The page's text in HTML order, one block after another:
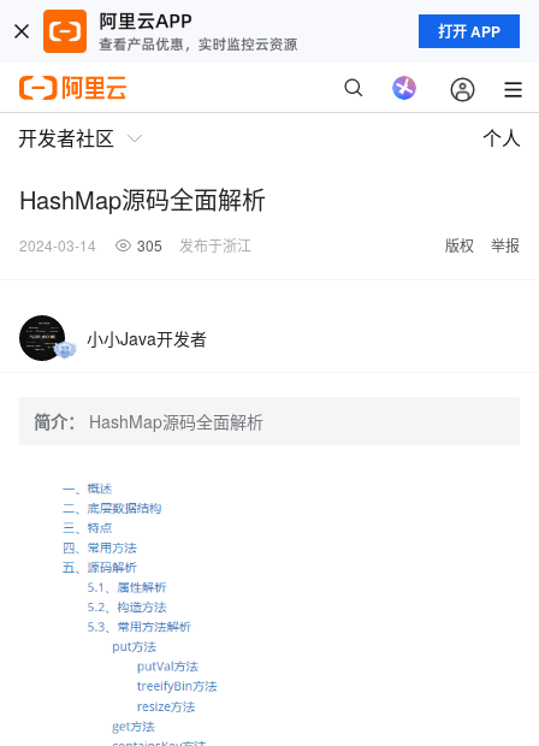
打开 APP
开发者社区 个人
HashMap源码全面解析
2024-03-14 305 发布于浙江 版权 举报
小小Java开发者
简介： HashMap源码全面解析